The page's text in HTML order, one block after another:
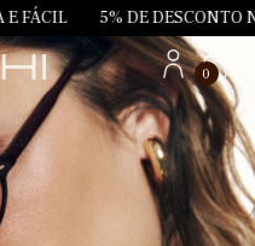
5% DE DESCONTO NO PIX
0